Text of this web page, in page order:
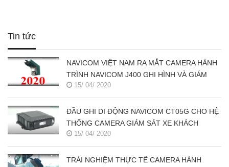
Tin tức
NAVICOM VIỆT NAM RA MẮT CAMERA HÀNH
TRÌNH NAVICOM J400 GHI HÌNH VÀ GIÁM
SÁT TRỰC TUYẾN ĐỒNG THỜI 2 KÊNH
15/ 04/ 2020
ĐẦU GHI DI ĐỘNG NAVICOM CT05G CHO HỆ
THỐNG CAMERA GIÁM SÁT XE KHÁCH
15/ 04/ 2020
TRẢI NGHIỆM THỰC TẾ CAMERA HÀNH